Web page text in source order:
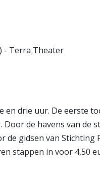
- Terra Theater
en drie uur. De eerste
de havens van de
de gidsen van
stappen in voor 4,50